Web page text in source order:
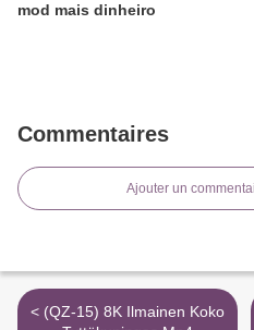
mod mais dinheiro
Commentaires
Ajouter un
< (QZ-15) 8K Ilmainen Koko